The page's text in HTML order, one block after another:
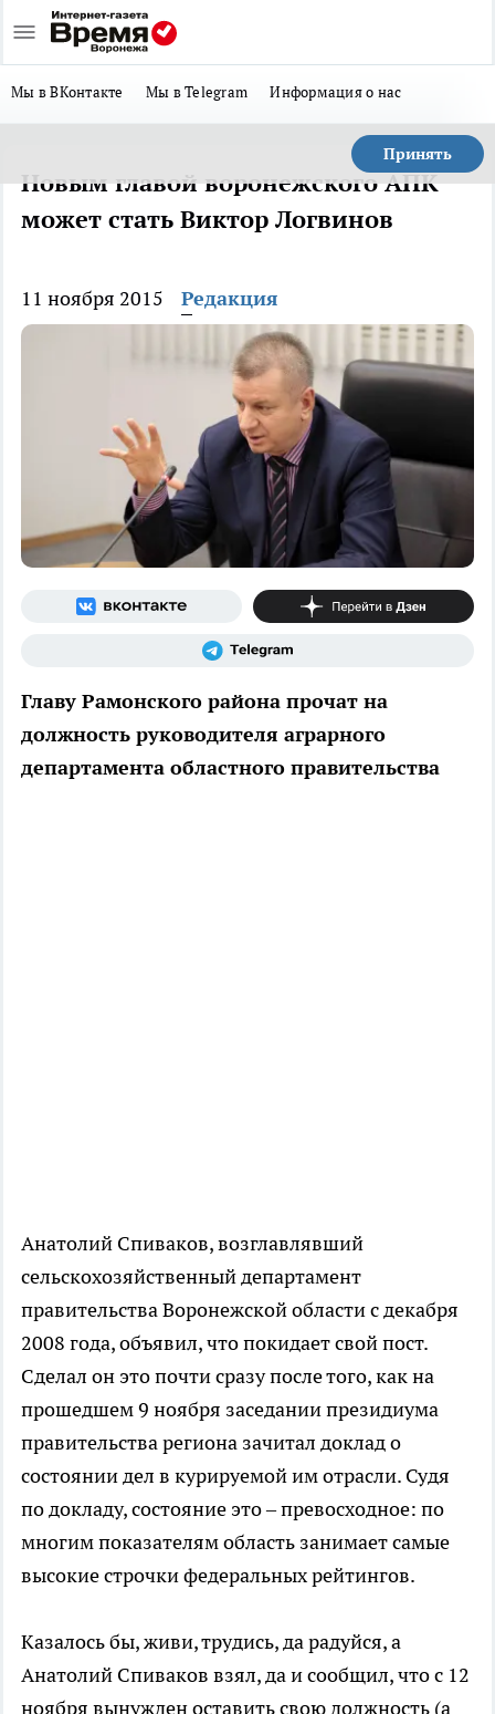
Мы в ВКонтакте Мы в Telegram Информация о нас
Принять
Новым главой воронежского АПК
может стать Виктор Логвинов
11 ноября 2015 Редакция
Главу Рамонского района прочат на
должность руководителя аграрного
департамента областного правительства
Анатолий Спиваков, возглавлявший
сельскохозяйственный департамент
правительства Воронежской области с декабря
2008 года, объявил, что покидает свой пост.
Сделал он это почти сразу после того, как на
прошедшем 9 ноября заседании президиума
правительства региона зачитал доклад о
состоянии дел в курируемой им отрасли. Судя
по докладу, состояние это – превосходное: по
многим показателям область занимает самые
высокие строчки федеральных рейтингов.
Казалось бы, живи, трудись, да радуйся, а
Анатолий Спиваков взял, да и сообщил, что с 12
ноября вынужден оставить свою должность (а